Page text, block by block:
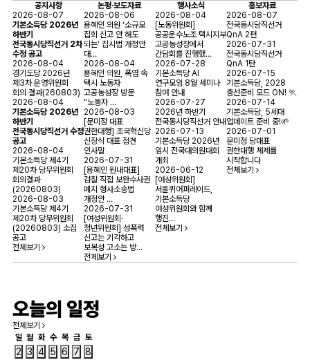
공지사항
2026-08-07
기본소득당 2026년
하반기
전국동시당직선거 2차
수정 공고
2026-08-04
경기도당 2026년
제3차 운영위원회
회의 결과(260803)
2026-08-04
기본소득당 2026년
하반기
전국동시당직선거 수정
공고
2026-08-04
기본소득당 제4기
제20차 당무위원회
회의결과
(20260803)
2026-08-03
기본소득당 제4기
제20차 당무위원회
(20260803) 소집
공고
전체보기
논평·보도자료
2026-08-06
용혜인 의원 ‘소규모
집회 신고 안 해도
되는’ 집시법 개정안
대…
2026-08-04
용혜인 의원, 폭염 속
택시 노동자
고공농성장 방문
"노동자 …
2026-08-03
[문미정 대표
권한대행] 조국혁신당
신장식 대표 접견
인사말
2026-07-31
[용혜인 원내대표]
검찰 직접 보완수사권
폐지 형사소송법
개정안 …
2026-07-31
[여성위원회·
청년위원회] 성폭력
신고는 기각하고
보복성 고소는 방…
전체보기
행사소식
2026-08-04
[노동위원회]
공공운수노조 택시지부
고공농성장에서
간담회를 진행했…
2026-07-28
기본소득당 AI
연구모임 8월 세미나
참여 안내
2026-07-27
2026년 하반기
전국동시당직선거 안내
2026-07-13
기본소득당 2026년
임시 전국대의원대회
개최
2026-06-12
[여성위원회]
서울퀴어퍼레이드,
기본소득당
여성위원회와 함께
행진…
전체보기
홍보자료
2026-08-07
전국동시당직선거
QnA 2편
2026-07-31
전국동시당직선거
QnA 1탄
2026-07-15
기본소득당, 2028
총선준비 모드 ON! 🏃
2026-07-14
기본소득당, 5세대
업데이트 준비 중!🌱
2026-07-01
문미정 당대표
권한대행 체제를
시작합니다
전체보기
오늘의 일정
전체보기
일 월 화 수 목 금 토
2 3 4 5 6 7 8